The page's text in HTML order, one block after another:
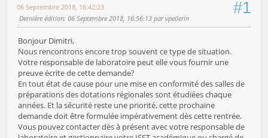
#1
06 Septembre 2018, 16:42:23
Dernière édition: 06 Septembre 2018, 16:56:13 par vpellerin
Bonjour Dimitri,
Nous rencontrons encore trop souvent ce type de situation.
Votre responsable de laboratoire peut elle vous fournir une
preuve écrite de cette demande?
En tout état de cause pour une mise en conformité des salles de
préparations des dotations régionales sont étudiées chaque
années. Et la sécurité reste une priorité, cette prochaine
demande doit être formulée impérativement dès cette rentrée.
Vous pouvez contacter dès à présent avec votre responsable de